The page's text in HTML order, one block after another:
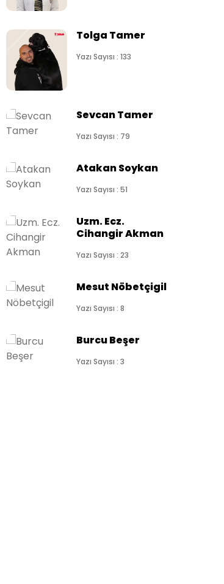
Tolga Tamer
Yazı Sayısı : 133
Sevcan Tamer
Yazı Sayısı : 79
Atakan Soykan
Yazı Sayısı : 51
Uzm. Ecz.
Cihangir Akman
Yazı Sayısı : 23
Mesut Nöbetçigil
Yazı Sayısı : 8
Burcu Beşer
Yazı Sayısı : 3